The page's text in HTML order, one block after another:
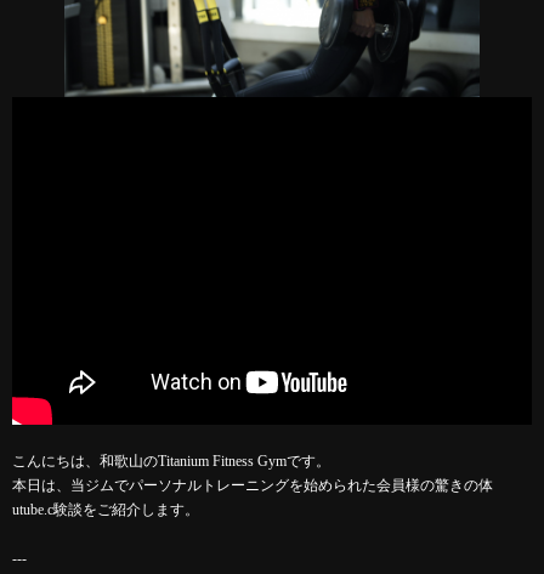
こんにちは、和歌山のTitanium Fitness Gymです。
本日は、当ジムでパーソナルトレーニングを始められた会員様の驚きの体
utube.c験談をご紹介します。
---